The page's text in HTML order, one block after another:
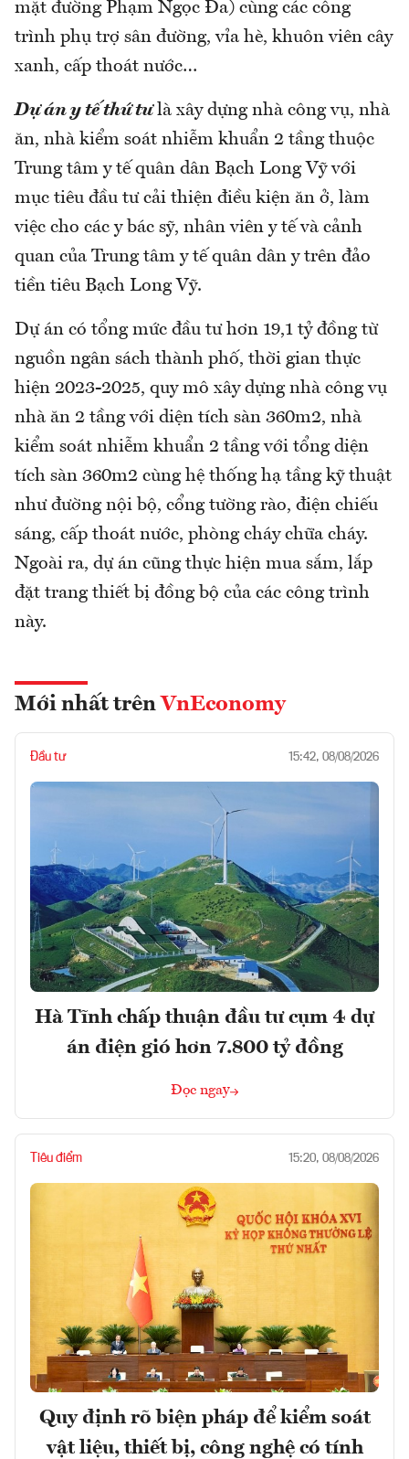
mặt đường Phạm Ngọc Đa) cùng các công
trình phụ trợ sân đường, vỉa hè, khuôn viên cây
xanh, cấp thoát nước…
Dự án y tế thứ tưlà xây dựng nhà công vụ, nhà
ăn, nhà kiểm soát nhiễm khuẩn 2 tầng thuộc
Trung tâm y tế quân dân Bạch Long Vỹ với
mục tiêu đầu tư cải thiện điều kiện ăn ở, làm
việc cho các y bác sỹ, nhân viên y tế và cảnh
quan của Trung tâm y tế quân dân y trên đảo
tiền tiêu Bạch Long Vỹ.
Dự án có tổng mức đầu tư hơn 19,1 tỷ đồng từ
nguồn ngân sách thành phố, thời gian thực
hiện 2023-2025, quy mô xây dựng nhà công vụ
nhà ăn 2 tầng với diện tích sàn 360m2, nhà
kiểm soát nhiễm khuẩn 2 tầng với tổng diện
tích sàn 360m2 cùng hệ thống hạ tầng kỹ thuật
như đường nội bộ, cổng tường rào, điện chiếu
sáng, cấp thoát nước, phòng cháy chữa cháy.
Ngoài ra, dự án cũng thực hiện mua sắm, lắp
đặt trang thiết bị đồng bộ của các công trình
này.
Mới nhất trên VnEconomy
Đầu tư 15:42, 08/08/2026
Hà Tĩnh chấp thuận đầu tư cụm 4 dự
án điện gió hơn 7.800 tỷ đồng
Đọc ngay
Tiêu điểm 15:20, 08/08/2026
Quy định rõ biện pháp để kiểm soát
vật liệu, thiết bị, công nghệ có tính